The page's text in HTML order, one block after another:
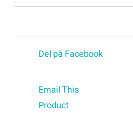
Del på Facebook
Email This
Product